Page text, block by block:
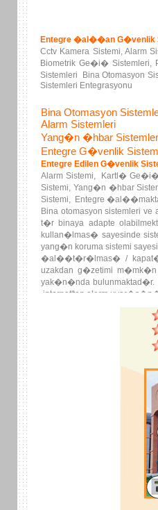
Bina Otomasyon
Alarm Sistemleri
Yang�n �hbar
Entegre G�venlik
Entegre Edilen G�venlik
Alarm Sistemi, Kartl� Ge�i�
Sistemi, Yang�n �hbar
Sistemi, Entegre
Bina otomasyon sistemleri
t�r binaya adapte
kullan�lmas� sayesinde
yang�n koruma sistemi
�al��t�r�lmas� /
uzakdan g�zetimi
yak�n�nda
,internet'ten alarm
Entegre �al��an G�venlik
Cctv Kamera Sistemi, Alarm
Biometrik Ge�i� Sistemleri,
Sistemleri Bina Otomasyon
Sistemleri Entegrasyonu